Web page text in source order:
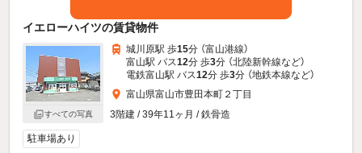
イエローハイツの賃貸物件
すべての写真
城川原駅 歩15分 （富山港線）
富山駅 バス12分 歩3分 （北陸新幹線など）
電鉄富山駅 バス12分 歩3分 （地鉄本線など）
富山県富山市豊田本町２丁目
3階建 / 39年11ヶ月 / 鉄骨造
駐車場あり